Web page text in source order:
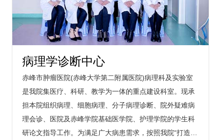
病理学诊断中心
赤峰市肿瘤医院(赤峰大学第二附属医院)病理科及实验室
是我院集医疗、科研、教学为一体的重点建设科室。现承
担本院组织病理、细胞病理、分子病理诊断、院外疑难病
理会诊、医院及赤峰学院基础医学院、护理学院的学生科
研论文指导工作。为满足广大病患需求，按照我院“打造…